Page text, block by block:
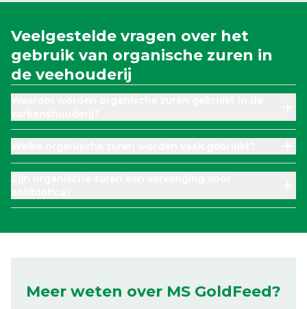
Veelgestelde vragen over het
gebruik van organische zuren in
de veehouderij
Meer weten over MS GoldFeed?